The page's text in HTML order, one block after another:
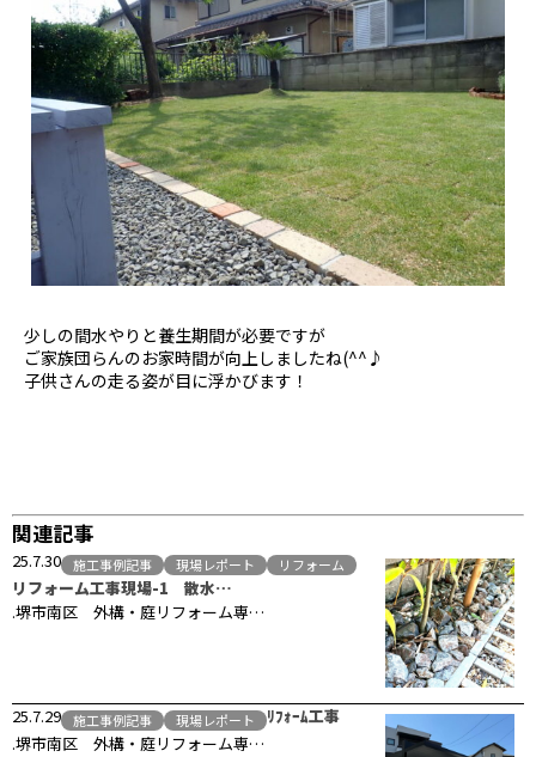
少しの間水やりと養生期間が必要ですが
ご家族団らんのお家時間が向上しましたね(^^♪
子供さんの走る姿が目に浮かびます！
関連記事
25.7.30 施工事例記事 現場レポート リフォーム
リフォーム工事現場-1 散水…
.堺市南区 外構・庭リフォーム専…
25.7.29 施工事例記事 現場レポート
ﾘﾌｫｰﾑ工事
.堺市南区 外構・庭リフォーム専…